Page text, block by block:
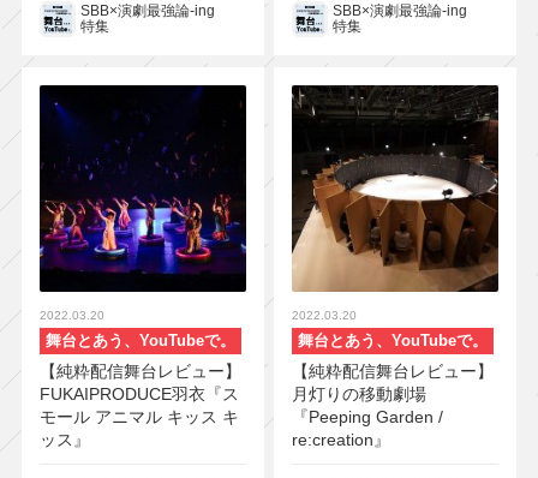
SBB×演劇最強論-ing
特集
SBB×演劇最強論-ing
特集
2022.03.20
舞台とあう、YouTubeで。
【純粋配信舞台レビュー】
FUKAIPRODUCE羽衣『ス
モール アニマル キッス キ
ッス』
2022.03.20
舞台とあう、YouTubeで。
【純粋配信舞台レビュー】
月灯りの移動劇場
『Peeping Garden /
re:creation』